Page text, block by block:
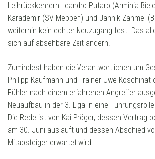
Leihrückkehrern Leandro Putaro (Arminia
Karademir (SV Meppen) und Jannik Zahmel
weiterhin kein echter Neuzugang fest. Das
sich auf absehbare Zeit ändern.
Zumindest haben die Verantwortlichen um
Philipp Kaufmann und Trainer Uwe Koschinat
Fühler nach einem erfahrenen Angreifer
Neuaufbau in der 3. Liga in eine
Die Rede ist von Kai Pröger, dessen Vertrag
am 30. Juni ausläuft und dessen Abschied
Mitabsteiger erwartet wird.